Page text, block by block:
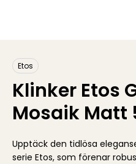
Etos
Klinker Etos
Mosaik Matt
Upptäck den tidlösa
serie Etos, som förenar